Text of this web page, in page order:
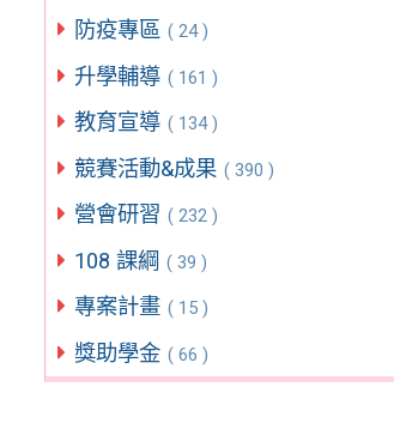
防疫專區 ( 24 )
升學輔導 ( 161 )
教育宣導 ( 134 )
競賽活動&成果 ( 390 )
營會研習 ( 232 )
108 課綱 ( 39 )
專案計畫 ( 15 )
獎助學金 ( 66 )